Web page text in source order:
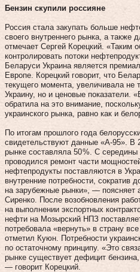
Бензин скупили россияне
Россия стала закупать больше
своего внутреннего рынка, а также
отмечает Сергей Корецкий. «Таким
контролировать потоки
Беларуси Украина является
Европе. Корецкий говорит, что
текущего момента, увеличивала не
Украину, но и ценовые показатели.
обратила на это внимание,
украинского рынка, равно как и
По итогам прошлого года
свидетельствуют данные «А-95». В
рынке составляла 50 %. С середины
проводился ремонт части
нефтепродукты поставляются в
внутренние потребности, сократив
на зарубежные рынки», — поясняет
Сиренко. После возобновления
на выполнении экспортных
нефти на Мозырский НПЗ
потребовала «вернуть» в страну
отметил Куюн. Потребности
по остаточному принципу. «Это
рынке существует дефицит
— говорит Корецкий.